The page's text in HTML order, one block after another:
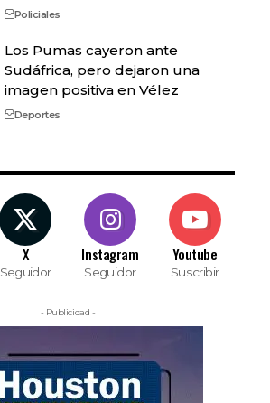
Policiales
Los Pumas cayeron ante
Sudáfrica, pero dejaron una
imagen positiva en Vélez
Deportes
X
Seguidor
Instagram
Seguidor
Youtube
Suscribir
- Publicidad -